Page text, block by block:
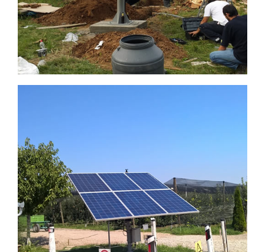
Grundfos SQFlex pumpa sa 6 kom
fotonaponskih panela